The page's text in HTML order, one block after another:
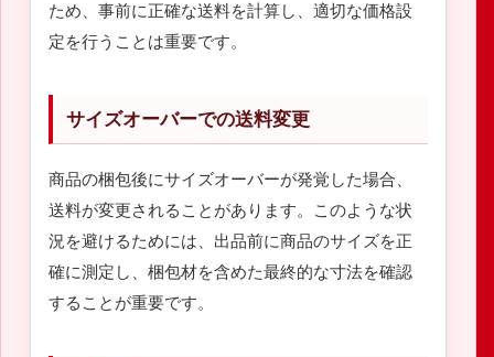
ため、事前に正確な送料を計算し、適切な価格設
定を行うことは重要です。
サイズオーバーでの送料変更
商品の梱包後にサイズオーバーが発覚した場合、
送料が変更されることがあります。このような状
況を避けるためには、出品前に商品のサイズを正
確に測定し、梱包材を含めた最終的な寸法を確認
することが重要です。